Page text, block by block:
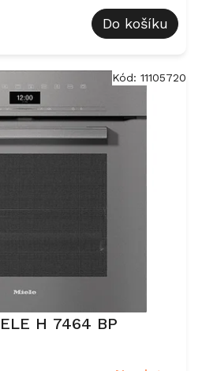
Do košíku
H 7464 BP
Kód: 11105720